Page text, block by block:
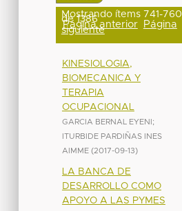
Mostrando ítems 741-760
de 1386
Página anterior Página
siguiente
KINESIOLOGIA,
BIOMECANICA Y
TERAPIA
OCUPACIONAL
GARCIA BERNAL EYENI ;
ITURBIDE PARDIÑAS INES
AIMME (2017-09-13)
LA BANCA DE
DESARROLLO COMO
APOYO A LAS PYMES